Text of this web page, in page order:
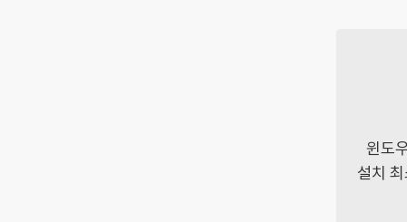
윈도
설치